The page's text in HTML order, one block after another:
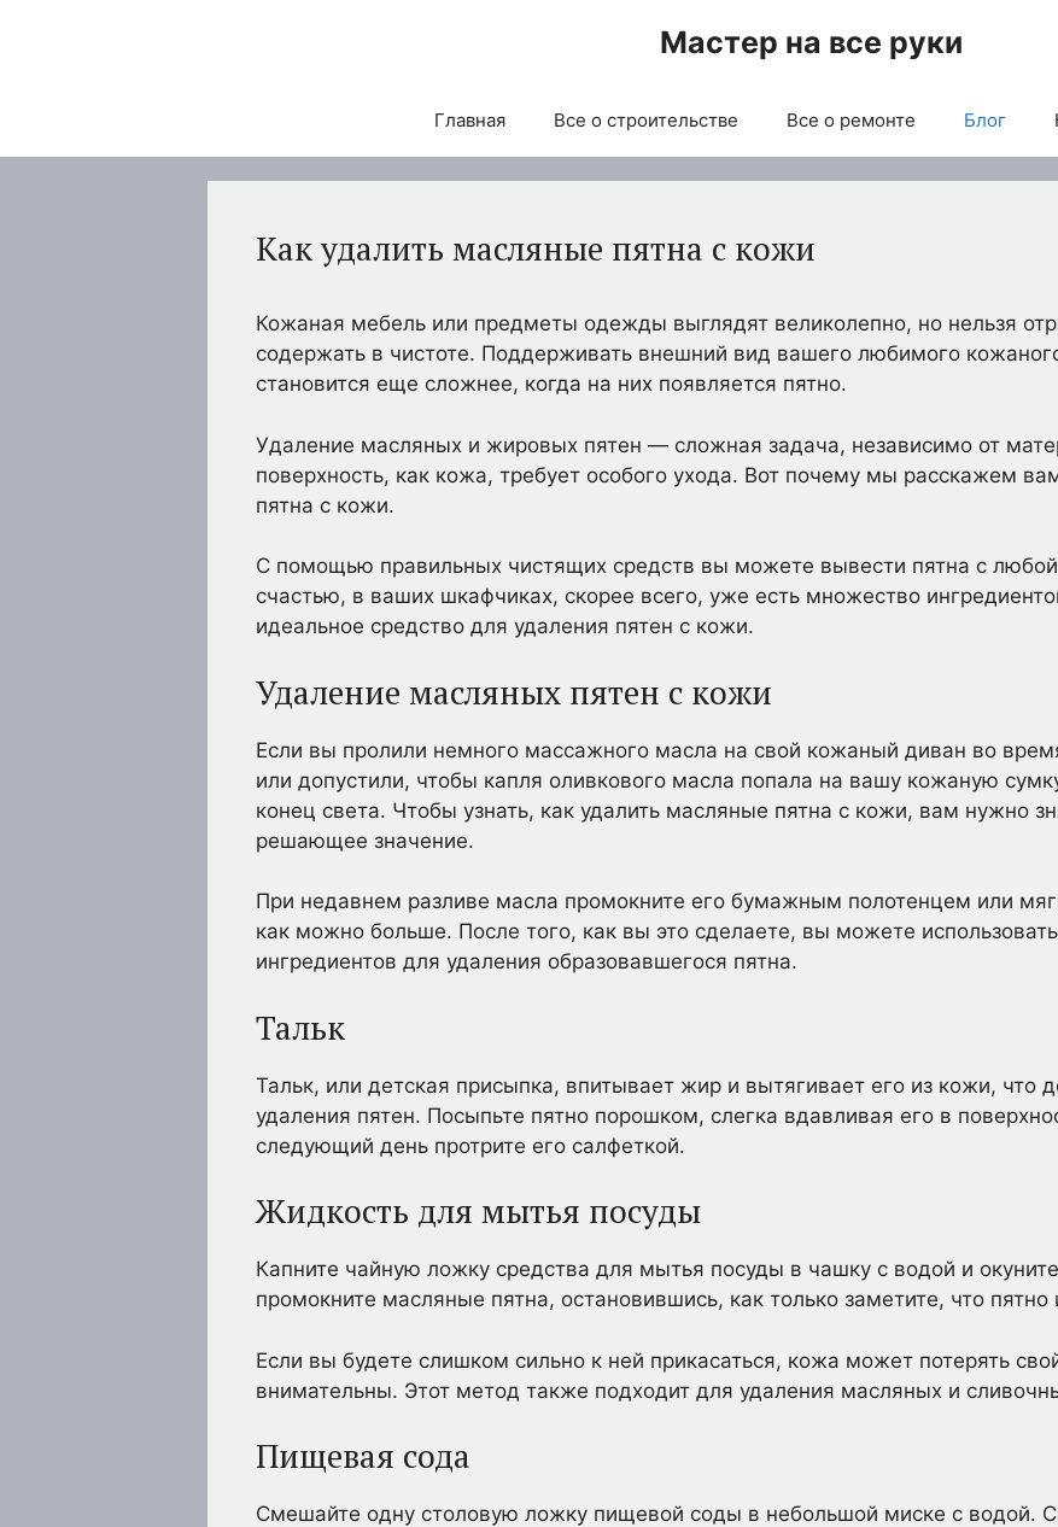
Мастер на все руки
Главная Все о строительстве Все о ремонте Блог
Как удалить масляные пятна с кожи
Кожаная мебель или предметы одежды выглядят великолепно, но нельзя
содержать в чистоте. Поддерживать внешний вид вашего любимого
становится еще сложнее, когда на них появляется пятно.
Удаление масляных и жировых пятен — сложная задача, независимо от
поверхность, как кожа, требует особого ухода. Вот почему мы расскажем
пятна с кожи.
С помощью правильных чистящих средств вы можете вывести пятна с
счастью, в ваших шкафчиках, скорее всего, уже есть множество
идеальное средство для удаления пятен с кожи.
Удаление масляных пятен с кожи
Если вы пролили немного массажного масла на свой кожаный диван во
или допустили, чтобы капля оливкового масла попала на вашу кожаную
конец света. Чтобы узнать, как удалить масляные пятна с кожи, вам нужно
решающее значение.
При недавнем разливе масла промокните его бумажным полотенцем или
как можно больше. После того, как вы это сделаете, вы можете
ингредиентов для удаления образовавшегося пятна.
Тальк
Тальк, или детская присыпка, впитывает жир и вытягивает его из кожи, что
удаления пятен. Посыпьте пятно порошком, слегка вдавливая его в
следующий день протрите его салфеткой.
Жидкость для мытья посуды
Капните чайную ложку средства для мытья посуды в чашку с водой и
промокните масляные пятна, остановившись, как только заметите, что пятно
Если вы будете слишком сильно к ней прикасаться, кожа может потерять
внимательны. Этот метод также подходит для удаления масляных и
Пищевая сода
Смешайте одну столовую ложку пищевой соды в небольшой миске с водой.